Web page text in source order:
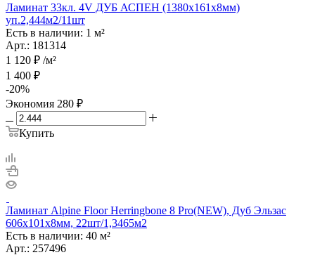
Ламинат 33кл. 4V ДУБ АСПЕН (1380х161х8мм)
уп.2,444м2/11шт
Есть в наличии: 1 м²
Арт.: 181314
1 120 ₽ /м²
1 400 ₽
-20%
Экономия 280 ₽
Купить
Ламинат Alpine Floor Herringbone 8 Pro(NEW), Дуб Эльзас
606х101х8мм, 22шт/1,3465м2
Есть в наличии: 40 м²
Арт.: 257496